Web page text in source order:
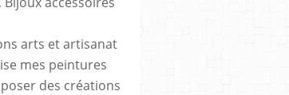
arts et artisanat
mes peintures
des créations